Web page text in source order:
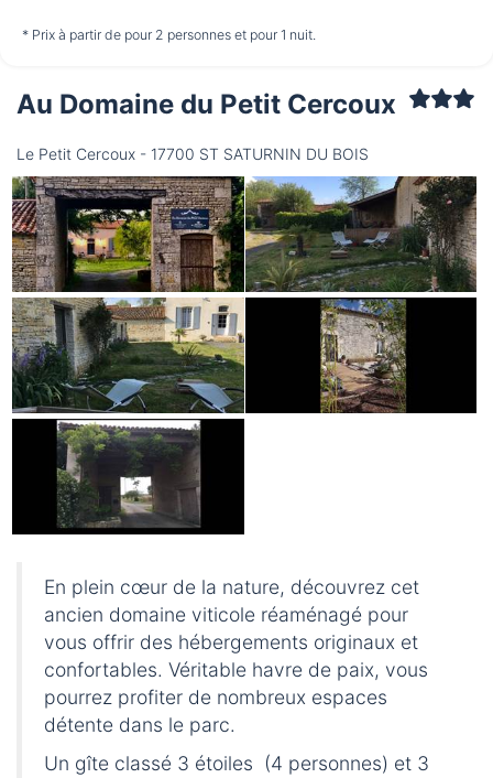
non disponible non disponible
Samedi
non disponible
* Prix à partir de pour 2 personnes et pour 1 nuit.
Au Domaine du Petit Cercoux
Le Petit Cercoux - 17700 ST SATURNIN DU BOIS
En plein cœur de la nature, découvrez cet
ancien domaine viticole réaménagé pour
vous offrir des hébergements originaux et
confortables. Véritable havre de paix, vous
pourrez profiter de nombreux espaces
détente dans le parc.
Un gîte classé 3 étoiles (4 personnes) et 3